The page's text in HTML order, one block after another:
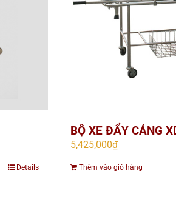
Details
BỘ XE ĐẨY CÁNG
5,425,000₫
Thêm vào giỏ hàng